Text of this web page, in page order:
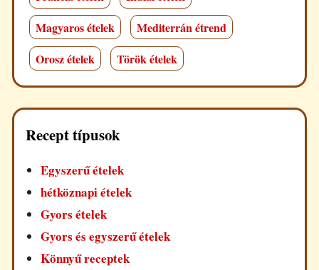
Magyaros ételek
Mediterrán étrend
Orosz ételek
Török ételek
Recept típusok
Egyszerű ételek
hétköznapi ételek
Gyors ételek
Gyors és egyszerű ételek
Könnyű receptek